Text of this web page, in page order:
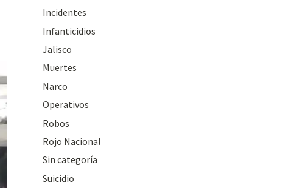
Incidentes
Infanticidios
Jalisco
Muertes
Narco
Operativos
Robos
Rojo Nacional
Sin categoría
Suicidio